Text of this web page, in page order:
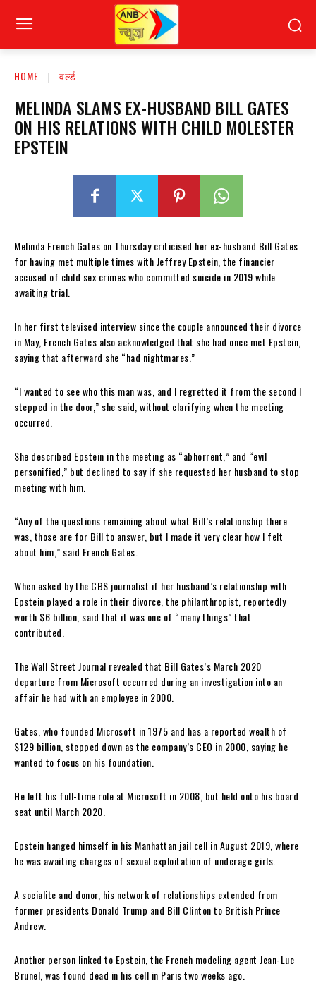
HOME वर्ल्ड
MELINDA SLAMS EX-HUSBAND BILL GATES
ON HIS RELATIONS WITH CHILD MOLESTER
EPSTEIN
Melinda French Gates on Thursday criticised her ex-husband Bill Gates
for having met multiple times with Jeffrey Epstein, the financier
accused of child sex crimes who committed suicide in 2019 while
awaiting trial.
In her first televised interview since the couple announced their divorce
in May, French Gates also acknowledged that she had once met Epstein,
saying that afterward she “had nightmares.”
“I wanted to see who this man was, and I regretted it from the second I
stepped in the door,” she said, without clarifying when the meeting
occurred.
She described Epstein in the meeting as “abhorrent,” and “evil
personified,” but declined to say if she requested her husband to stop
meeting with him.
“Any of the questions remaining about what Bill’s relationship there
was, those are for Bill to answer, but I made it very clear how I felt
about him,” said French Gates.
When asked by the CBS journalist if her husband’s relationship with
Epstein played a role in their divorce, the philanthropist, reportedly
worth $6 billion, said that it was one of “many things” that
contributed.
The Wall Street Journal revealed that Bill Gates’s March 2020
departure from Microsoft occurred during an investigation into an
affair he had with an employee in 2000.
Gates, who founded Microsoft in 1975 and has a reported wealth of
$129 billion, stepped down as the company’s CEO in 2000, saying he
wanted to focus on his foundation.
He left his full-time role at Microsoft in 2008, but held onto his board
seat until March 2020.
Epstein hanged himself in his Manhattan jail cell in August 2019, where
he was awaiting charges of sexual exploitation of underage girls.
A socialite and donor, his network of relationships extended from
former presidents Donald Trump and Bill Clinton to British Prince
Andrew.
Another person linked to Epstein, the French modeling agent Jean-Luc
Brunel, was found dead in his cell in Paris two weeks ago.